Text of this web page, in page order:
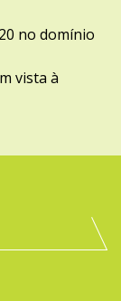
no domínio
vista à